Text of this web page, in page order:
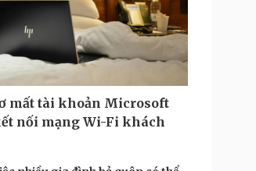
mất tài khoản Microsoft
nối mạng Wi-Fi khách